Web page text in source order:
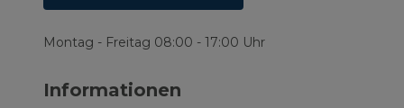
Montag - Freitag 08:00 - 17:00 Uhr
Informationen